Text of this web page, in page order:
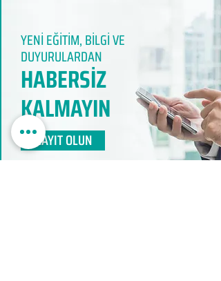
YENİ EĞİTİM, BİLGİ VE
DUYURULARDAN
HABERSİZ
KALMAYIN​
KAYIT OLUN